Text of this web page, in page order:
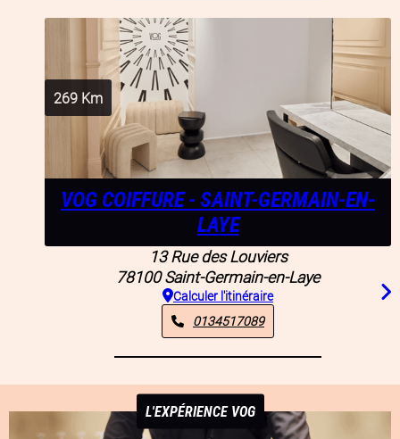
269 Km
VOG COIFFURE - SAINT-GERMAIN-EN-
LAYE
13 Rue des Louviers
78100 Saint-Germain-en-Laye
Calculer l'itinéraire
0134517089
L'EXPÉRIENCE VOG